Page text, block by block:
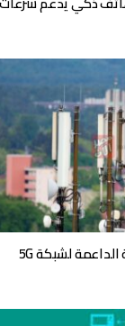
قائمة بأحدث الهواتف الذكية الداعمة لشبكة 5G